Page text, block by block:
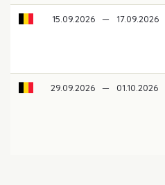
15.09.2026 — 17.09.2026
29.09.2026 — 01.10.2026